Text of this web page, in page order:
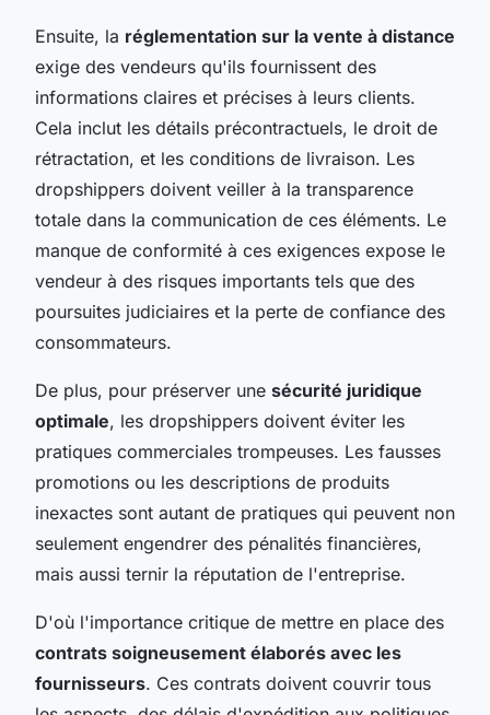
Ensuite, la réglementation sur la vente à distance
exige des vendeurs qu'ils fournissent des
informations claires et précises à leurs clients.
Cela inclut les détails précontractuels, le droit de
rétractation, et les conditions de livraison. Les
dropshippers doivent veiller à la transparence
totale dans la communication de ces éléments. Le
manque de conformité à ces exigences expose le
vendeur à des risques importants tels que des
poursuites judiciaires et la perte de confiance des
consommateurs.
De plus, pour préserver une sécurité juridique
optimale, les dropshippers doivent éviter les
pratiques commerciales trompeuses. Les fausses
promotions ou les descriptions de produits
inexactes sont autant de pratiques qui peuvent non
seulement engendrer des pénalités financières,
mais aussi ternir la réputation de l'entreprise.
D'où l'importance critique de mettre en place des
contrats soigneusement élaborés avec les
fournisseurs. Ces contrats doivent couvrir tous